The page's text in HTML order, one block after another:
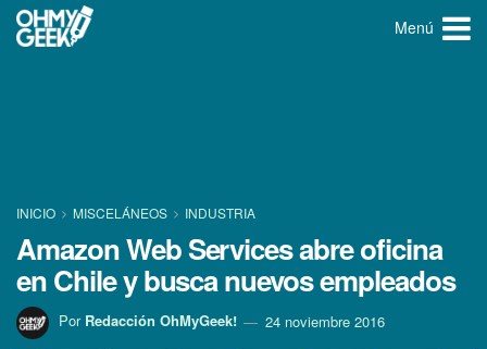
Menú
INICIO MISCELÁNEOS INDUSTRIA
Amazon Web Services abre oficina
en Chile y busca nuevos empleados
Por Redacción OhMyGeek! 24 noviembre 2016